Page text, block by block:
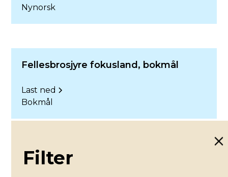
Filter
Nynorsk
Fellesbrosjyre fokusland, bokmål
Last ned
Bokmål
Håndbok: Misjonsavtalens muligheter